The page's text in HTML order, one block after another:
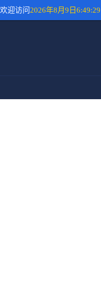
欢迎访问 2026年8月9日6:49:29